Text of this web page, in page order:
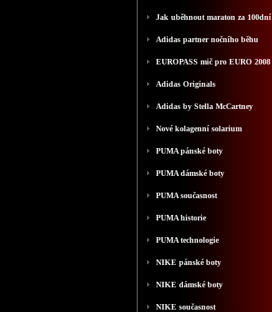
Jak uběhnout maraton za 100dní
Adidas partner nočního běhu
EUROPASS mič pro EURO 2008
Adidas Originals
Adidas by Stella McCartney
Nové kolagenní solarium
PUMA pánské boty
PUMA dámské boty
PUMA současnost
PUMA historie
PUMA technologie
NIKE pánské boty
NIKE dámské boty
NIKE současnost